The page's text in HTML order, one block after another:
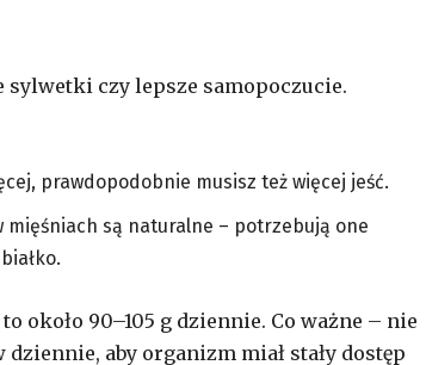
czy lepsze samopoczucie.
prawdopodobnie musisz też więcej jeść.
mięśniach są naturalne – potrzebują one
około 90–105 g dziennie. Co ważne – nie
aby organizm miał stały dostęp